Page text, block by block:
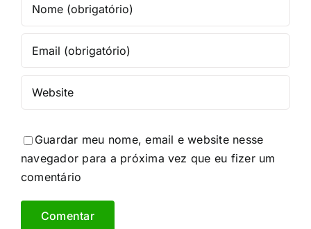
Guardar meu nome, email e website nesse
navegador para a próxima vez que eu fizer um
comentário